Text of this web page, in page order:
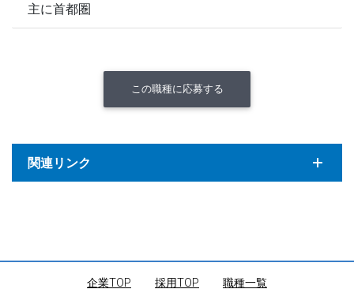
主に首都圏
この職種に応募する
関連リンク
企業TOP 採用TOP 職種一覧